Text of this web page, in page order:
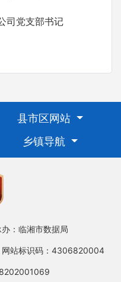
司党支部书记
县市区网站
乡镇导航
办：临湘市数据局
网站标识码：4306820004